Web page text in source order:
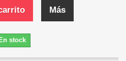
Más
En stock